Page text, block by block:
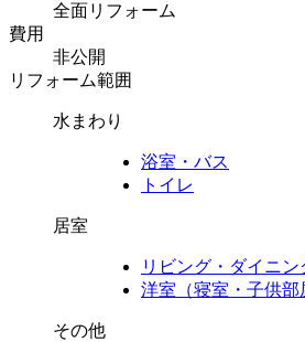
全面リフォーム
費用
非公開
リフォーム範囲
水まわり
浴室・バス
トイレ
居室
リビング・ダイニン
洋室（寝室・子供部
その他